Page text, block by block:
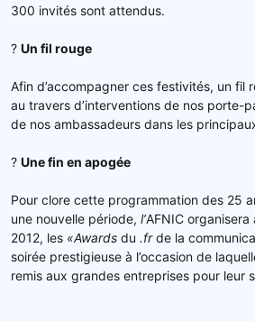
300 invités sont attendus.
? Un fil rouge
Afin d’accompagner ces festivités, un fil
au travers d’interventions de nos porte-
de nos ambassadeurs dans les
? Une fin en apogée
Pour clore cette programmation des 25
une nouvelle période, l’AFNIC
2012, les «Awards du .frde la
soirée prestigieuse à l’occasion de
remis aux grandes entreprises pour leur